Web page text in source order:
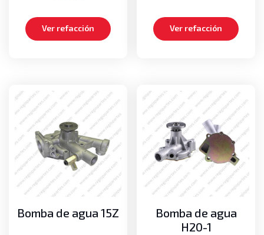
Ver refacción Ver refacción
Bomba de agua 15Z
Bomba de agua
H20-1